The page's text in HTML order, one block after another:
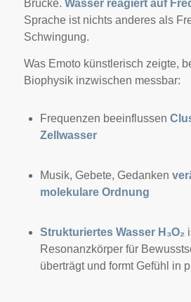
Brücke. Wasser reagiert auf
Sprache ist nichts anderes als
Schwingung.
Was Emoto künstlerisch zeigte,
Biophysik inzwischen messbar:
Frequenzen beeinflussen
Zellwasser
Musik, Gebete, Gedanken
molekulare Ordnung
Strukturiertes Wasser H₃O₂
Resonanzkörper für
überträgt und formt Gefühl in